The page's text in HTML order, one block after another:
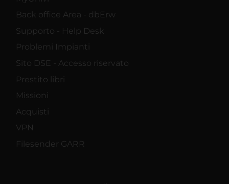
Back office Area - dbErw
Supporto - Help Desk
Problemi Impianti
Sito DSE - Accesso riservato
Prestito libri
Missioni
Acquisti
VPN
Filesender GARR